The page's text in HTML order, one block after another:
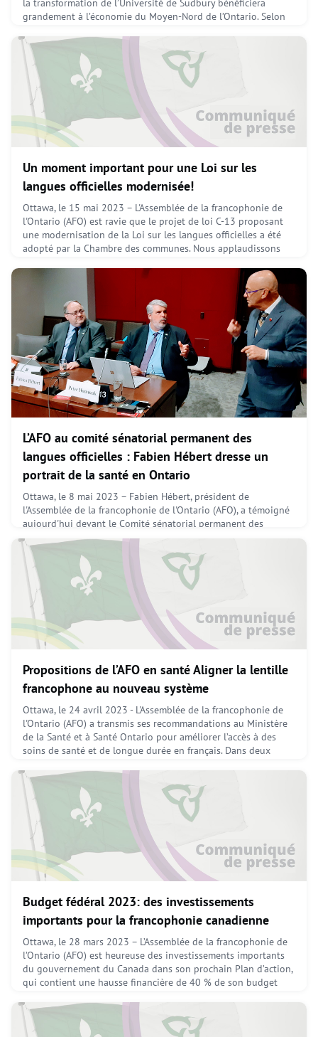
la transformation de l’Université de Sudbury bénéficiera
grandement à l’économie du Moyen-Nord de l’Ontario. Selon
l’Assemblée de la francophonie de l’Ontario (AFO) et de
l’Université de Sudbury, l’institution franco-ontari
May 24, 2023
Un moment important pour une Loi sur les
langues officielles modernisée!
Ottawa, le 15 mai 2023 – L'Assemblée de la francophonie de
l'Ontario (AFO) est ravie que le projet de loi C-13 proposant
une modernisation de la Loi sur les langues officielles a été
adopté par la Chambre des communes. Nous applaudissons
projet de loi C-13 reconnaît l'importance de la dualité
linguistique du Canada et renforce la protection
May 15, 2023
L’AFO au comité sénatorial permanent des
langues officielles : Fabien Hébert dresse un
portrait de la santé en Ontario
Ottawa, le 8 mai 2023 – Fabien Hébert, président de
l'Assemblée de la francophonie de l'Ontario (AFO), a témoigné
aujourd'hui devant le Comité sénatorial permanent des
langues officielles dans le cadre de son étude au sujet des
services de santé dans les communautés de langue officielle
en situation minoritaire. Lors de son allocution, M. Hébert a
abordé les thèmes portant sur les principaux défis
May 8, 2023
Propositions de l’AFO en santé Aligner la lentille
francophone au nouveau système
Ottawa, le 24 avril 2023 - L'Assemblée de la francophonie de
l'Ontario (AFO) a transmis ses recommandations au Ministère
de la Santé et à Santé Ontario pour améliorer l’accès à des
soins de santé et de longue durée en français. Dans deux
désignations, aux entités de planification des services de
santé, à l’imputabilité et à l’accès des francoph
April 24, 2023
Budget fédéral 2023: des investissements
importants pour la francophonie canadienne
Ottawa, le 28 mars 2023 – L’Assemblée de la francophonie de
l’Ontario (AFO) est heureuse des investissements importants
du gouvernement du Canada dans son prochain Plan d’action,
qui contient une hausse financière de 40 % de son budget
premières informations sur le nouveau Plan d’action aux
langues officielles 2023-2028, qui comprend quatre